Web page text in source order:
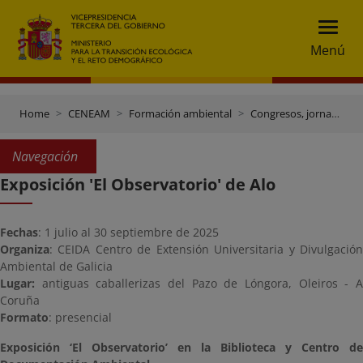
Menú
Home CENEAM Formación ambiental Congresos, jornadas y otros eventos
Navegación
Exposición 'El Observatorio' de Alo
Fechas: 1 julio al 30 septiembre de 2025
Organiza: CEIDA Centro de Extensión Universitaria y Divulgación
Ambiental de Galicia
Lugar: antiguas caballerizas del Pazo de Lóngora, Oleiros - A
Coruña
Formato: presencial
Exposición ‘El Observatorio’ en la Biblioteca y Centro de